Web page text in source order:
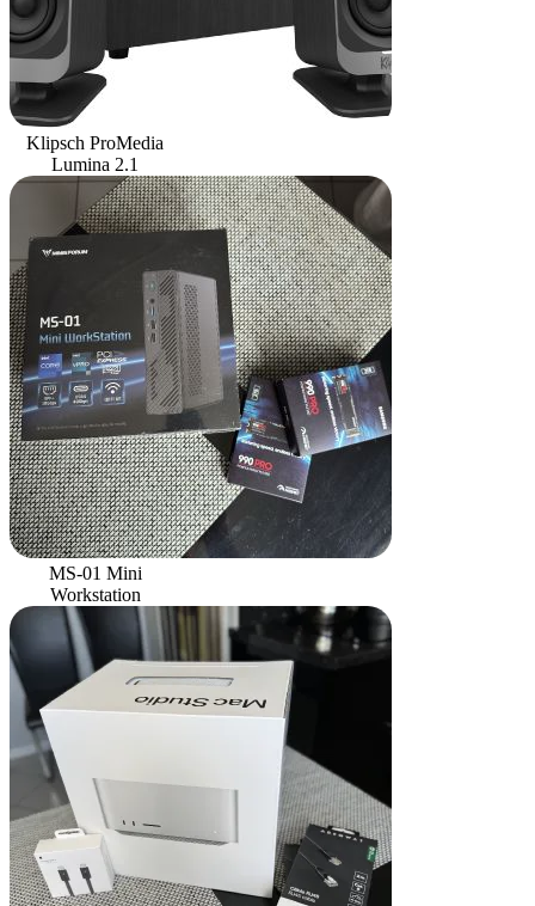
Klipsch ProMedia
Lumina 2.1
MS-01 Mini
Workstation